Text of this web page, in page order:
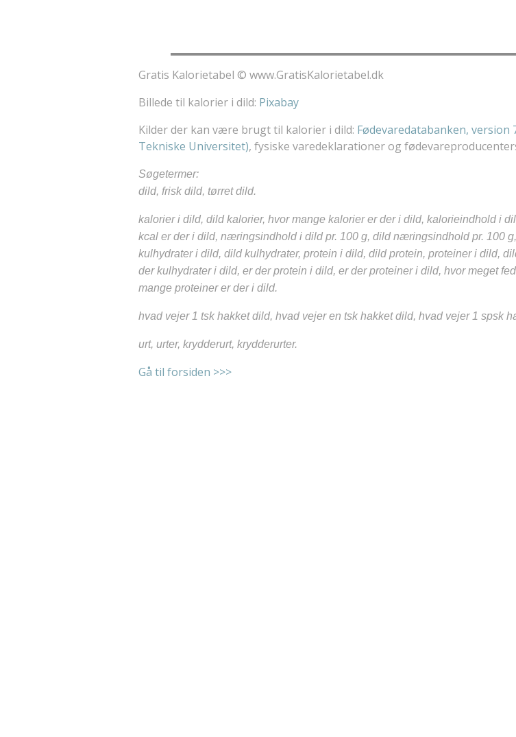
Gratis Kalorietabel © www.GratisKalorietabel.dk
Billede til kalorier i dild: Pixabay
Kilder der kan være brugt til kalorier i dild: Fødevaredatabanken, version
Tekniske Universitet), fysiske varedeklarationer og
Søgetermer:
dild, frisk dild, tørret dild.
kalorier i dild, dild kalorier, hvor mange kalorier er der i dild, kalorieindhold i
kcal er der i dild, næringsindhold i dild pr. 100 g, dild næringsindhold pr. 100
kulhydrater i dild, dild kulhydrater, protein i dild, dild protein, proteiner i dild,
der kulhydrater i dild, er der protein i dild, er der proteiner i dild, hvor meget
mange proteiner er der i dild.
hvad vejer 1 tsk hakket dild, hvad vejer en tsk hakket dild, hvad vejer 1 spsk
urt, urter, krydderurt, krydderurter.
Gå til forsiden >>>